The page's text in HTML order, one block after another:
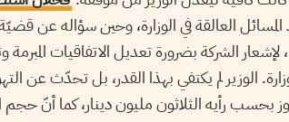
العالقة في الوزارة، وحين سؤاله عن
الانتظار حتّى 2019، لإشعار الشركة بضرورة تعديل
الوزير لم يكتفي بهذا القدر، بل تحدّث عن
بحسب رأيه الثلاثون مليون دينار، كما أنّ